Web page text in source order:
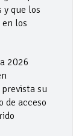
y que los
los
2026
su
de acceso